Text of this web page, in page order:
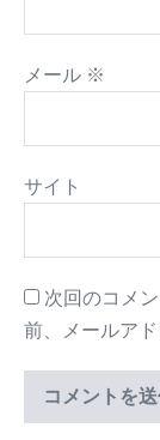
メール ※
サイト
次回のコメ
前、メールアド